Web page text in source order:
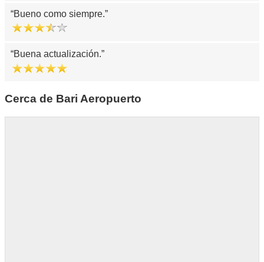
Bueno como siempre.
Buena actualización.
Cerca de Bari Aeropuerto